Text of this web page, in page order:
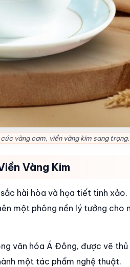
vàng cam, viền vàng kim sang trọng.
Vàng Kim
hài hòa và họa tiết tinh
một phông nền lý tưởng cho
văn hóa Á Đông, được vẽ
một tác phẩm nghệ thuật.